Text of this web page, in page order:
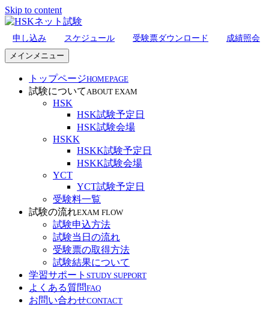
Skip to content
HSKネット試験
申し込み スケジュール 受験票ダウンロード
成績照会
メインメニュー
トップページHOMEPAGE
試験についてABOUT EXAM
HSK
HSK試験予定日
HSK試験会場
HSKK
HSKK試験予定日
HSKK試験会場
YCT
YCT試験予定日
受験料一覧
試験の流れEXAM FLOW
試験申込方法
試験当日の流れ
受験票の取得方法
試験結果について
学習サポート STUDY SUPPORT
よくある質問FAQ
お問い合わせCONTACT